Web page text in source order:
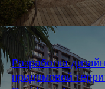
Разработка
придомовой